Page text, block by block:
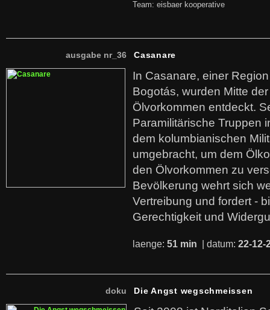
Team: eisbaer kooperative
ausgabe nr_36 Casanare
In Casanare, einer
Bogotás, wurden Mitte
Ölvorkommen entdeckt.
Paramilitärische Truppen
dem kolumbianischen
umgebracht, um dem
den Ölvorkommen zu
Bevölkerung wehrt sich
Vertreibung und fordert -
Gerechtigkeit und
laenge: 51 min | datum: 22-12-
doku Die Angst wegschmeissen